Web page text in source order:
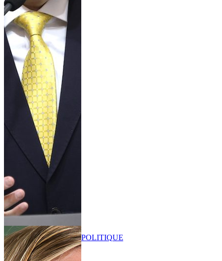
POLITIQUE